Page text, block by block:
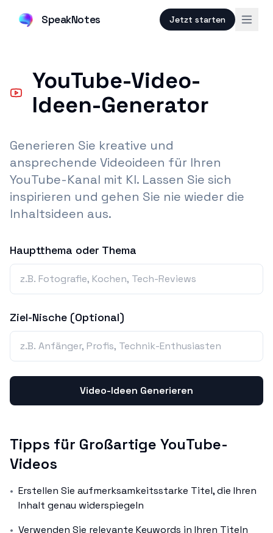
SpeakNotes Jetzt starten
YouTube-Video-
Ideen-Generator
Generieren Sie kreative und
ansprechende Videoideen für Ihren
YouTube-Kanal mit KI. Lassen Sie sich
inspirieren und gehen Sie nie wieder die
Inhaltsideen aus.
Hauptthema oder Thema
Ziel-Nische (Optional)
Video-Ideen Generieren
Tipps für Großartige YouTube-
Videos
• Erstellen Sie aufmerksamkeitsstarke Titel, die Ihren
Inhalt genau widerspiegeln
• Verwenden Sie relevante Keywords in Ihren Titeln